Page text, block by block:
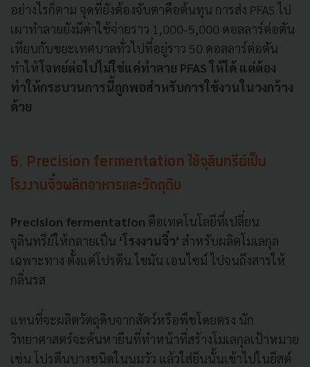
อย่างไรก็ตาม จุดที่ยังต้องจับตาคือต้นทุน การส่ง PFAS ไป
เผาทำลายยังมีค่าใช้จ่ายราว 1,000-5,000 ดอลลาร์ต่อตัน
เทียบกับขยะเทศบาลทั่วไปที่อยู่ราว 50 ดอลลาร์ต่อตัน
ทำให้โจทย์ต่อไปไม่ใช่แค่ทำลาย PFAS ให้ได้ แต่ต้อง
ทำให้กระบวนการนี้ถูกพอสำหรับการใช้งานในวงกว้าง
ด้วย
5. Precision fermentation ใช้จุลินทรีย์เป็น
โรงงานจิ๋วผลิตอาหารและวัตถุดิบ
Precision fermentation คือเทคโนโลยีที่เปลี่ยน
จุลินทรีย์ให้กลายเป็น ‘โรงงานจิ๋ว’ สำหรับผลิตโมเลกุล
เฉพาะทาง ตั้งแต่โปรตีน ไขมัน เอนไซม์ ไปจนถึงสารให้
กลิ่นรส
แทนที่จะผลิตวัตถุดิบจากสัตว์หรือพืชโดยตรง นัก
วิทยาศาสตร์จะค้นหายีนที่ทำหน้าที่สร้างโมเลกุลเป้าหมาย
เช่น โปรตีนบางชนิดในนมวัว แล้วใส่ยีนนั้นเข้าไปในยีสต์